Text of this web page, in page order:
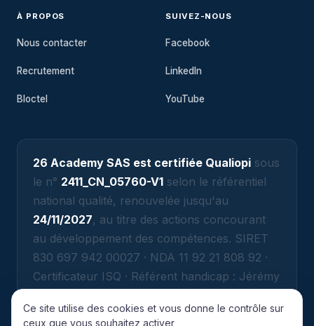
À PROPOS
Nous contacter
Recrutement
Bloctel
SUIVEZ-NOUS
Facebook
LinkedIn
YouTube
26 Academy SAS est certifiée Qualiopi sous
le n° 2411_CN_05760-V1 selon le référentiel
national qualité, renouvelée jusqu'au
24/11/2027, au titre des actions concourant
au développement des compétences. SIRET
830 697 942 00027 · NDA 11 92 21 808 92 ·
Certificateur ISQ · Référent handicap : Jérémy
Ce site utilise des cookies et vous donne le contrôle sur
ceux que vous souhaitez activer